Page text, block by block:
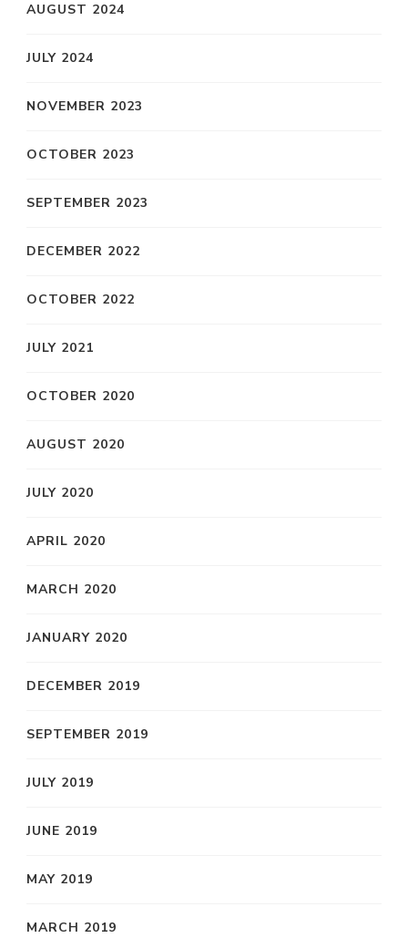
AUGUST 2024
JULY 2024
NOVEMBER 2023
OCTOBER 2023
SEPTEMBER 2023
DECEMBER 2022
OCTOBER 2022
JULY 2021
OCTOBER 2020
AUGUST 2020
JULY 2020
APRIL 2020
MARCH 2020
JANUARY 2020
DECEMBER 2019
SEPTEMBER 2019
JULY 2019
JUNE 2019
MAY 2019
MARCH 2019